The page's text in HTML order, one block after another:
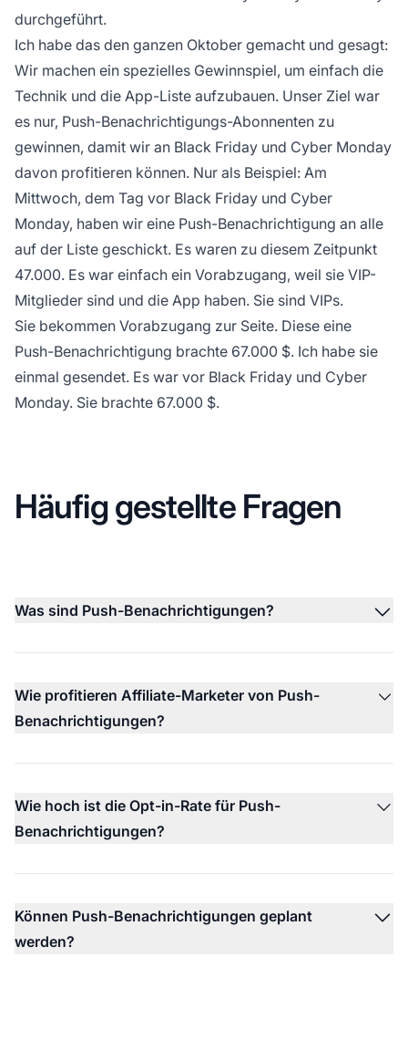
durchgeführt.
Ich habe das den ganzen Oktober gemacht und gesagt:
Wir machen ein spezielles Gewinnspiel, um einfach die
Technik und die App-Liste aufzubauen. Unser Ziel war
es nur, Push-Benachrichtigungs-Abonnenten zu
gewinnen, damit wir an Black Friday und Cyber Monday
davon profitieren können. Nur als Beispiel: Am
Mittwoch, dem Tag vor Black Friday und Cyber
Monday, haben wir eine Push-Benachrichtigung an alle
auf der Liste geschickt. Es waren zu diesem Zeitpunkt
47.000. Es war einfach ein Vorabzugang, weil sie VIP-
Mitglieder sind und die App haben. Sie sind VIPs.
Sie bekommen Vorabzugang zur Seite. Diese eine
Push-Benachrichtigung brachte 67.000 $. Ich habe sie
einmal gesendet. Es war vor Black Friday und Cyber
Monday. Sie brachte 67.000 $.
Häufig gestellte Fragen
Was sind Push-Benachrichtigungen?
Wie profitieren Affiliate-Marketer von Push-
Benachrichtigungen?
Wie hoch ist die Opt-in-Rate für Push-
Benachrichtigungen?
Können Push-Benachrichtigungen geplant
werden?